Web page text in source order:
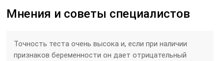
Мнения и советы специалистов
Точность теста очень высока и, если при наличии
признаков беременности он дает отрицательный